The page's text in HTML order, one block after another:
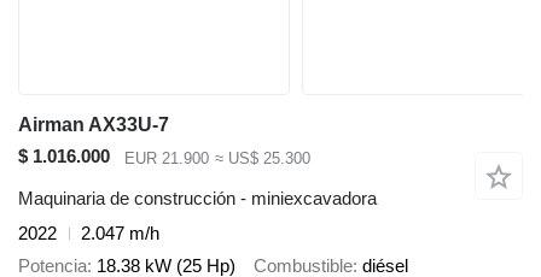
Airman AX33U-7
$ 1.016.000
EUR 21.900 ≈ US$ 25.300
Maquinaria de construcción - miniexcavadora
2022
2.047 m/h
Potencia 18.38 kW (25 Hp) Combustible diésel